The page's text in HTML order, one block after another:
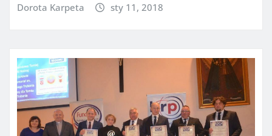
Dorota Karpeta sty 11, 2018